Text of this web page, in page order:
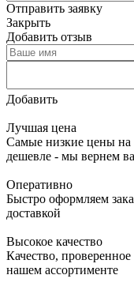
Отправить заявку
Закрыть
Добавить отзыв
Добавить
Лучшая цена
Самые низкие цены на
дешевле - мы вернем
Оперативно
Быстро оформляем
доставкой
Высокое качество
Качество,
нашем ассортименте